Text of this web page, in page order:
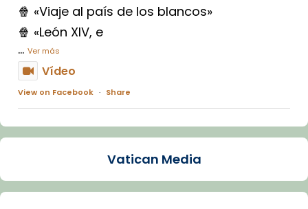
🍿 «Viaje al país de los blancos»
🍿 «León XIV, e
... Ver más
Vídeo
View on Facebook · Share
Arquebisbat de Barcelona
La Carmina va patir depressió. Fa gairebé
dos mesos, a l'Estadi Lluís Companys, la
Vatican Media